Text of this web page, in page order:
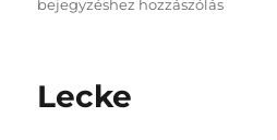
bejegyzéshez hozzászólás
Lecke